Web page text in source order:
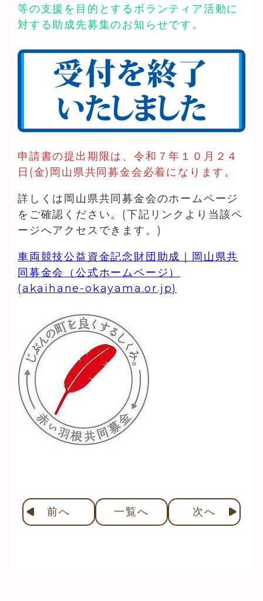
等の支援を目的とするボランティア活動に
対する助成先募集のお知らせです。
申請書の提出期限は、令和７年１０月２４
日(金)岡山県共同募金会必着になります。
詳しくは岡山県共同募金会のホームページ
をご確認ください。(下記リンクより当該ペ
ージへアクセスできます。)
車両競技公益資金記念財団助成｜岡山県共
同募金会（公式ホームページ）
(akaihane-okayama.or.jp)
前へ 一覧へ 次へ